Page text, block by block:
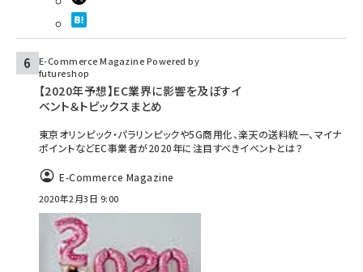
E-Commerce Magazine Powered by
futureshop
【2020年予想】EC業界に影響を及ぼすイ
ベント＆トピックスまとめ
東京オリンピック・パラリンピックや5G商用化、楽天の送料統一、マイナ
ポイントなどEC事業者が2020年に注目すべきイベントとは？
E-Commerce Magazine
2020年2月3日 9:00